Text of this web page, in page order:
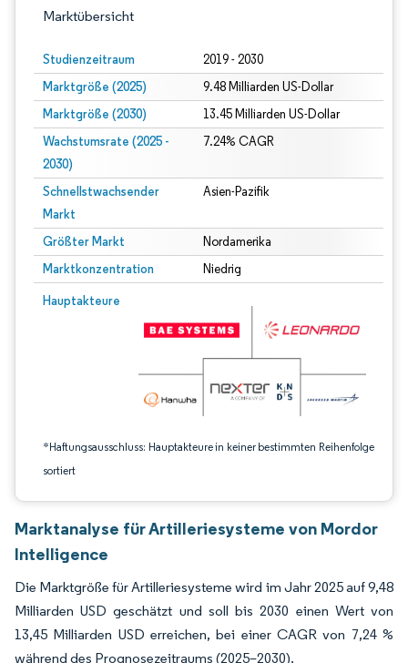
Marktübersicht
Studienzeitraum 2019 - 2030
Marktgröße (2025) 9.48 Milliarden US-Dollar
Marktgröße (2030) 13.45 Milliarden US-Dollar
Wachstumsrate (2025 -
2030)
7.24% CAGR
Schnellstwachsender
Markt
Asien-Pazifik
Größter Markt Nordamerika
Marktkonzentration Niedrig
Hauptakteure
*Haftungsausschluss: Hauptakteure in keiner bestimmten Reihenfolge
sortiert
Bild © Mordor Intelligence. Wiederverwendung erfordert Namensnennung
Marktanalyse für Artilleriesysteme von Mordor
Intelligence
Die Marktgröße für Artilleriesysteme wird im Jahr 2025 auf 9,48
Milliarden USD geschätzt und soll bis 2030 einen Wert von
13,45 Milliarden USD erreichen, bei einer CAGR von 7,24 %
während des Prognosezeitraums (2025–2030).